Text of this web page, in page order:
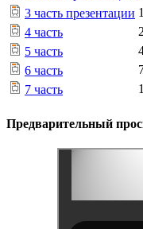
3 часть презентации
4 часть
5 часть
6 часть
7 часть
Предварительный